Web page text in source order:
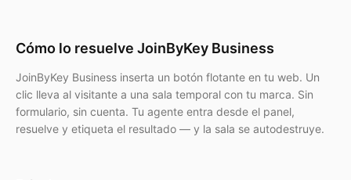
Cómo lo resuelve JoinByKey Business
JoinByKey Business inserta un botón flotante en tu web. Un
clic lleva al visitante a una sala temporal con tu marca. Sin
formulario, sin cuenta. Tu agente entra desde el panel,
resuelve y etiqueta el resultado — y la sala se autodestruye.